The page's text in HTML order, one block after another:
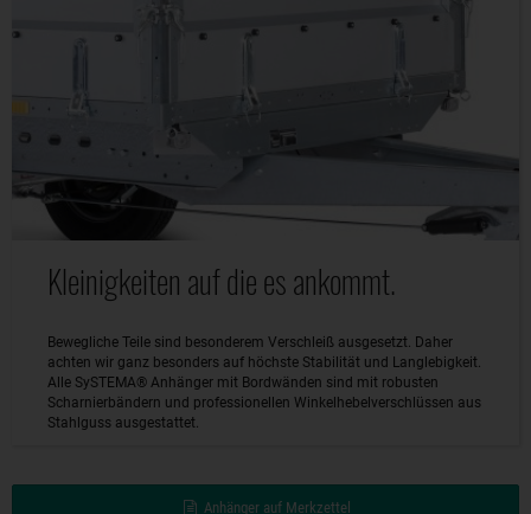
Kleinigkeiten auf die es ankommt.
Bewegliche Teile sind besonderem Verschleiß ausgesetzt. Daher
achten wir ganz besonders auf höchste Stabilität und Langlebigkeit.
Alle SySTEMA® Anhänger mit Bordwänden sind mit robusten
Scharnierbändern und professionellen Winkelhebelverschlüssen aus
Stahlguss ausgestattet.
Anhänger auf Merkzettel